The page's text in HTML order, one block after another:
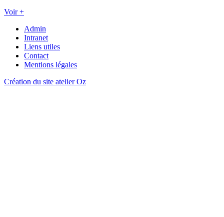
Voir +
Admin
Intranet
Liens utiles
Contact
Mentions légales
Création du site atelier Oz